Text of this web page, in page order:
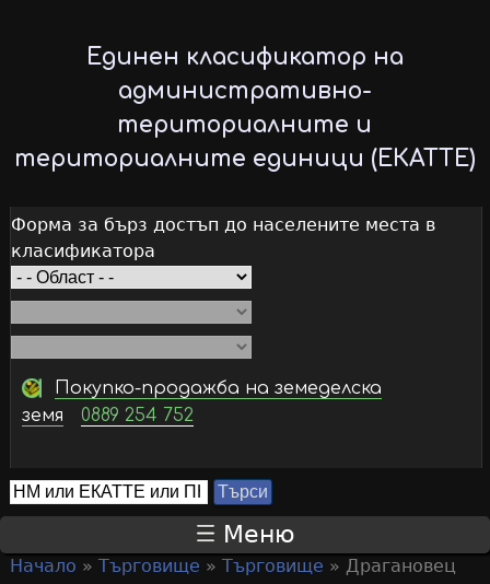
to
main
content
Единен класификатор на
административно-
териториалните и
териториалните единици (ЕКАТТЕ)
Форма за бърз достъп до населените места в
класификатора
Покупко-продажба на земеделска
земя
0889 254 752
S
e
Т
ъ
с
Меню
Начало » Търговище » Търговище » Драгановец